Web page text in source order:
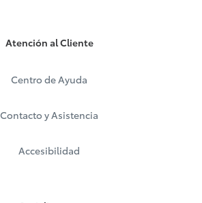
Atención al Cliente
Centro de Ayuda
Contacto y Asistencia
Accesibilidad